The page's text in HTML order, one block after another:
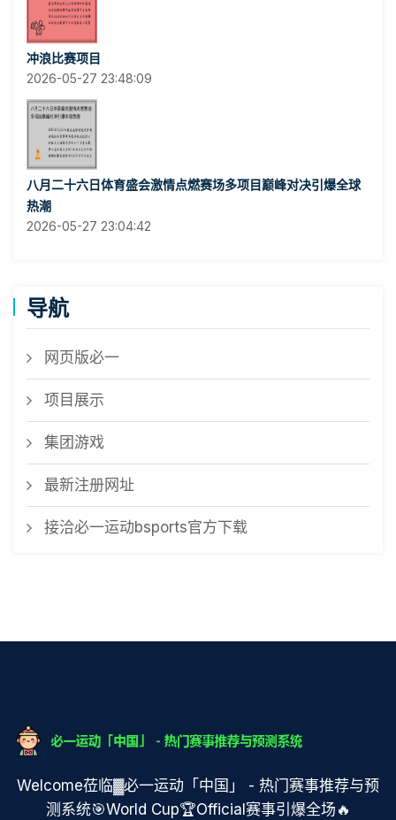
冲浪比赛项目
2026-05-27 23:48:09
八月二十六日体育盛会激情点燃赛场多项目巅峰对决引爆全球
热潮
2026-05-27 23:04:42
导航
网页版必一
项目展示
集团游戏
最新注册网址
接洽必一运动bsports官方下载
Welcome莅临▓必一运动「中国」 - 热门赛事推荐与预
测系统🎯World Cup🏆Official赛事引爆全场🔥